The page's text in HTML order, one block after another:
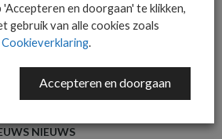
NIEUWS
en doorgaan' te klikken,
gebruik van alle cookies zoals
Cookieverklaring.
Accepteren en doorgaan